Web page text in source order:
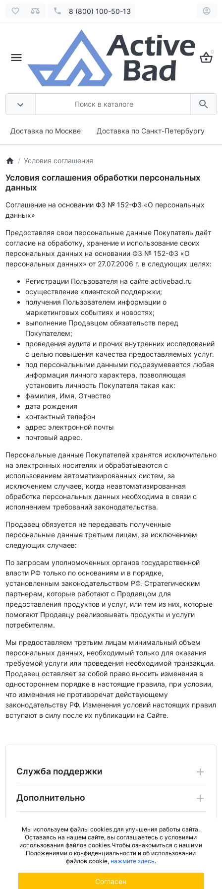
8 (800) 100-50-13
0
Доставка по Москве Доставка по Санкт-Петербургу
Условия соглашения
Условия соглашения обработки персональных
данных
Соглашение на основании ФЗ № 152-ФЗ «О персональных
данных»
Предоставляя свои персональные данные Покупатель даёт
согласие на обработку, хранение и использование своих
персональных данных на основании ФЗ № 152-ФЗ «О
персональных данных» от 27.07.2006 г. в следующих целях:
Регистрации Пользователя на сайте activebad.ru
осуществление клиентской поддержки;
получения Пользователем информации о
маркетинговых событиях и новостях;
выполнение Продавцом обязательств перед
Покупателем;
проведения аудита и прочих внутренних исследований
с целью повышения качества предоставляемых услуг.
под персональными данными подразумевается любая
информация личного характера, позволяющая
установить личность Покупателя такая как:
фамилия, Имя, Отчество
дата рождения
контактный телефон
адрес электронной почты
почтовый адрес.
Персональные данные Покупателей хранятся исключительно
на электронных носителях и обрабатываются с
использованием автоматизированных систем, за
исключением случаев, когда неавтоматизированная
обработка персональных данных необходима в связи с
исполнением требований законодательства.
Продавец обязуется не передавать полученные
персональные данные третьим лицам, за исключением
следующих случаев:
По запросам уполномоченных органов государственной
власти РФ только по основаниям и в порядке,
установленным законодательством РФ. Стратегическим
партнерам, которые работают с Продавцом для
предоставления продуктов и услуг, или тем из них, которые
помогают Продавцу реализовывать продукты и услуги
потребителям.
Мы предоставляем третьим лицам минимальный объем
персональных данных, необходимый только для оказания
требуемой услуги или проведения необходимой транзакции.
Продавец оставляет за собой право вносить изменения в
одностороннем порядке в настоящие правила, при условии,
что изменения не противоречат действующему
законодательству РФ. Изменения условий настоящих правил
вступают в силу после их публикации на Сайте.
Служба поддержки
Дополнительно
2024 Copyright ActiveBad.ru. Не является публичной
офертой (ст.437 ГК РФ).
Мы используем файлы cookies для улучшения работы сайта.
Оставаясь на нашем сайте, вы соглашаетесь с условиями
использования файлов cookies.Чтобы ознакомиться с нашими
Положениями о конфиденциальности и об использовании
файлов cookie, нажмите здесь.
Согласен